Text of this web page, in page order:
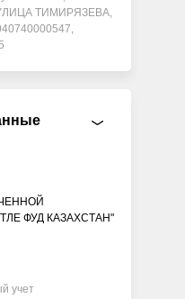
ТИМИРЯЗЕВА,
ФУД КАЗАХСТАН"
учет